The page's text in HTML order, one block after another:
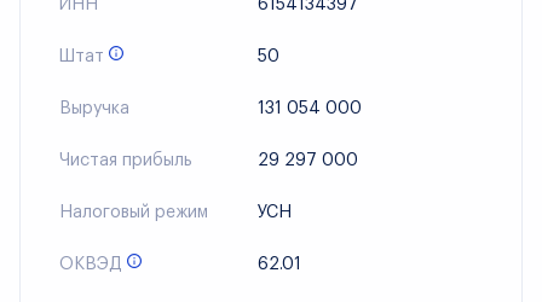
ИНН 6154134397
Штат 50
Выручка 131 054 000
Чистая прибыль 29 297 000
Налоговый режим УСН
ОКВЭД 62.01